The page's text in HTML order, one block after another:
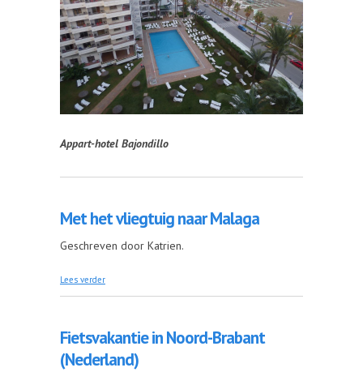
Appart-hotel Bajondillo
Met het vliegtuig naar Malaga
Geschreven door Katrien.
Lees verder
Fietsvakantie in Noord-Brabant
(Nederland)